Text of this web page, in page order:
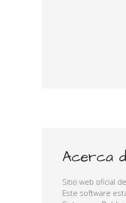
Acerca
Sitio web oficial
Este software